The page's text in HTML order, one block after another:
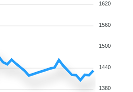
1620
1560
1500
1440
1380